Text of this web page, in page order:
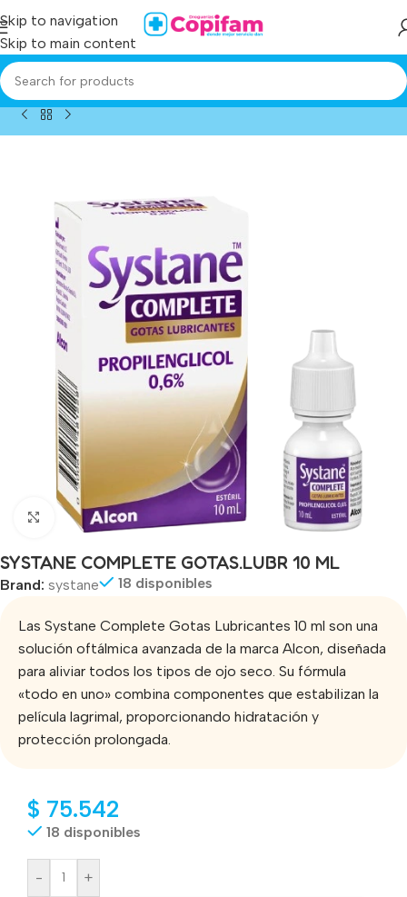
Skip to navigation
Skip to main content
Home / Producto/systane complete gotas.lubr 10 ml
Click to enlarge
SYSTANE COMPLETE GOTAS.LUBR 10 ML
Brand: systane 18 disponibles
Las Systane Complete Gotas Lubricantes 10 ml son una
solución oftálmica avanzada de la marca Alcon, diseñada
para aliviar todos los tipos de ojo seco. Su fórmula
«todo en uno» combina componentes que estabilizan la
película lagrimal, proporcionando hidratación y
protección prolongada.
$ 75.542
18 disponibles
- +